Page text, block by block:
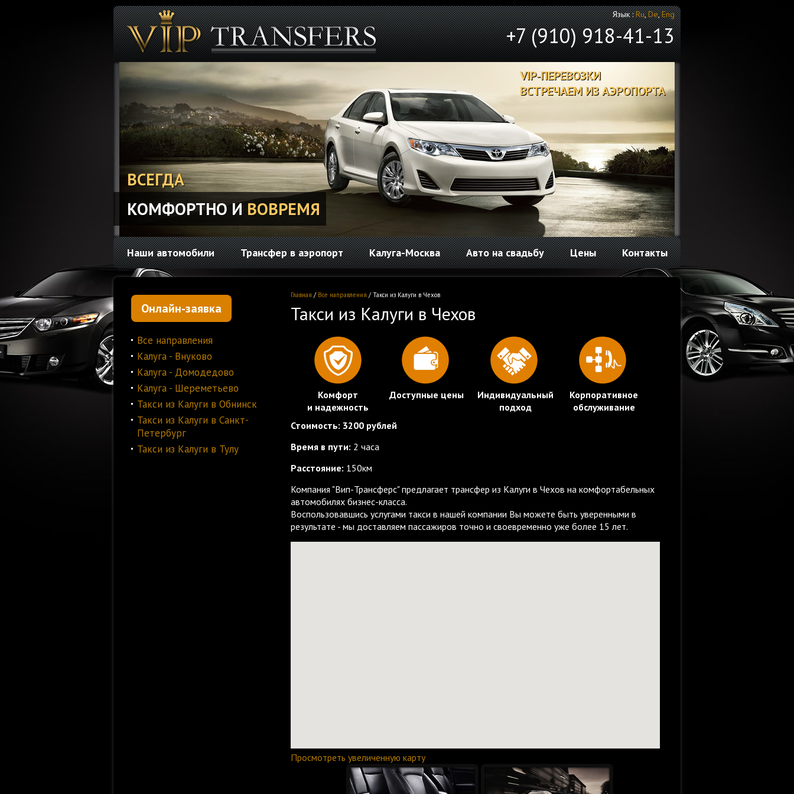
Язык :Ru,De,Eng
+7 (910) 918-41-13
VIP-ПЕРЕВОЗКИ
ВСТРЕЧАЕМ ИЗ АЭРОПОРТА
ВСЕГДА
КОМФОРТНО ИВОВРЕМЯ
Наши автомобили Трансфер в аэропорт Калуга-Москва Авто на свадьбу Цены Контакты
Онлайн-заявка
Все направления
Калуга - Внуково
Калуга - Домодедово
Калуга - Шереметьево
Такси из Калуги в Обнинск
Такси из Калуги в Санкт-
Петербург
Такси из Калуги в Тулу
Главная / Все направления / Такси из Калуги в Чехов
Такси из Калуги в Чехов
Комфорт
и надежность
Доступные цены
Индивидуальный
подход
Корпоративное
обслуживание
Стоимость: 3200 рублей
Время в пути: 2 часа
Расстояние: 150км
Компания "Вип-Трансферс" предлагает трансфер из Калуги в Чехов на комфортабельных
автомобилях бизнес-класса.
Воспользовавшись услугами такси в нашей компании Вы можете быть уверенными в
результате - мы доставляем пассажиров точно и своевременно уже более 15 лет.
Просмотреть увеличенную карту